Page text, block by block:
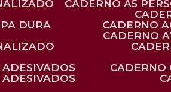
CADERNO A5
DURA
CADERNO
CADERNO
ADESIVADOS
ADESIVADOS